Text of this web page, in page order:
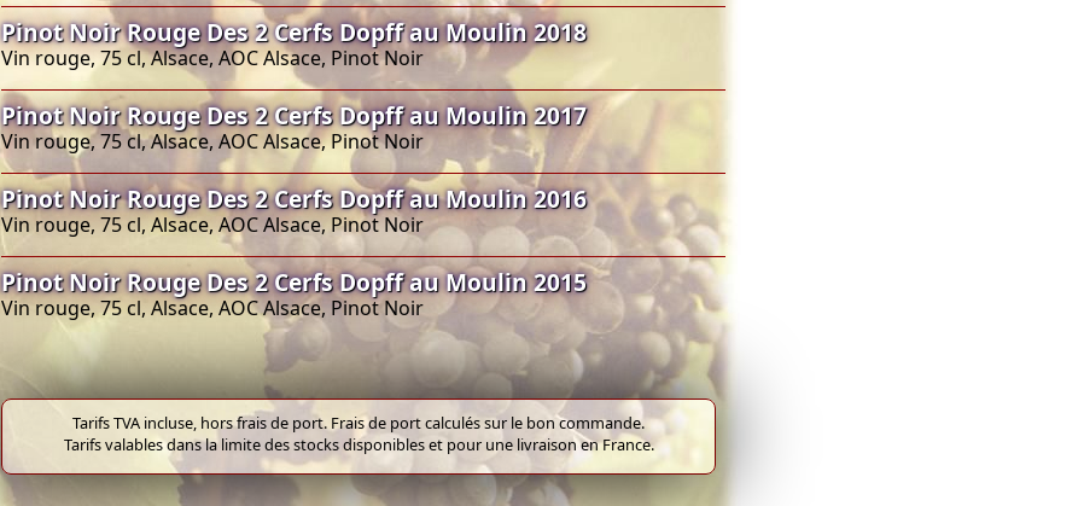
Pinot Noir Rouge Des 2 Cerfs Dopff au Moulin 2018
Vin rouge, 75 cl, Alsace, AOC Alsace, Pinot Noir
Pinot Noir Rouge Des 2 Cerfs Dopff au Moulin 2017
Vin rouge, 75 cl, Alsace, AOC Alsace, Pinot Noir
Pinot Noir Rouge Des 2 Cerfs Dopff au Moulin 2016
Vin rouge, 75 cl, Alsace, AOC Alsace, Pinot Noir
Pinot Noir Rouge Des 2 Cerfs Dopff au Moulin 2015
Vin rouge, 75 cl, Alsace, AOC Alsace, Pinot Noir
Tarifs TVA incluse, hors frais de port. Frais de port calculés sur le bon commande.
Tarifs valables dans la limite des stocks disponibles et pour une livraison en France.